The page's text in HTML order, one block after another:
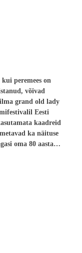
peremees on
võivad
grand old lady
Eesti
kaadreid
ka näituse
oma 80 aasta…